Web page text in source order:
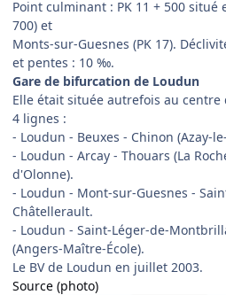
Point culminant : PK 11 + 500 situé
700) et
Monts-sur-Guesnes (PK 17).
et pentes : 10 ‰.
Gare de bifurcation de Loudun
Elle était située autrefois au
4 lignes :
- Loudun - Beuxes - Chinon (Azay-
- Loudun - Arcay - Thouars (La
d'Olonne).
- Loudun - Mont-sur-Guesnes -
Châtellerault.
- Loudun - Saint-Léger-de-
(Angers-Maître-École).
Le BV de Loudun en juillet 2003.
Source (photo)